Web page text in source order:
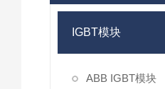
IGBT模块
ABB IGBT模块